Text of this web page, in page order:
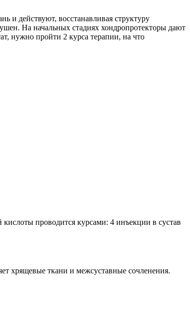
и действуют, восстанавливая структуру
На начальных стадиях хондропротекторы дают
нужно пройти 2 курса терапии, на что
проводится курсами: 4 инъекции в сустав
хрящевые ткани и межсуставные сочленения.